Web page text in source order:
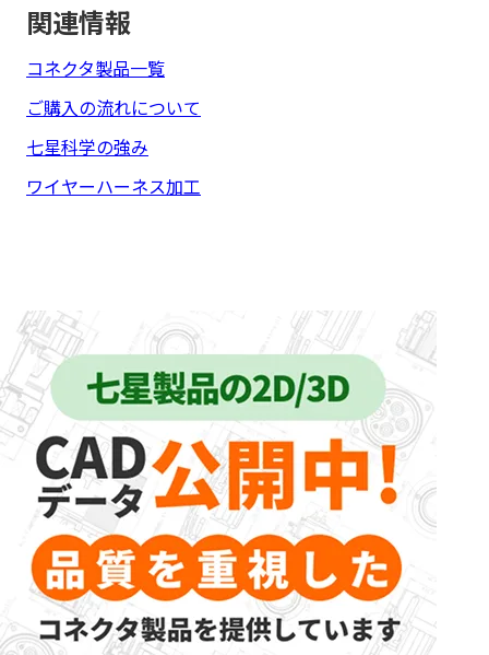
関連情報
コネクタ製品一覧
ご購入の流れについて
七星科学の強み
ワイヤーハーネス加工